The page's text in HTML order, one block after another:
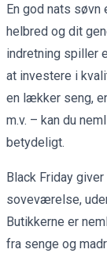
En god nats
helbred og dit
indretning spiller
at investere i
en lækker seng,
m.v. – kan du
betydeligt.
Black Friday
soveværelse,
Butikkerne er
fra senge og